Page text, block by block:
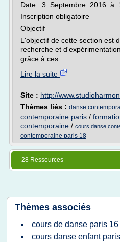
Date : 3 Septembre 2016 à
Inscription obligatoire
Objectif
L'objectif de cette section est
recherche et
grâce à ces...
Lire la suite
Site : http://
Thèmes liés : danse
contemporaine paris /
contemporaine / cours danse
contemporaine paris 18
28 Ressources
Thèmes associés
cours de danse paris 16
cours danse enfant paris